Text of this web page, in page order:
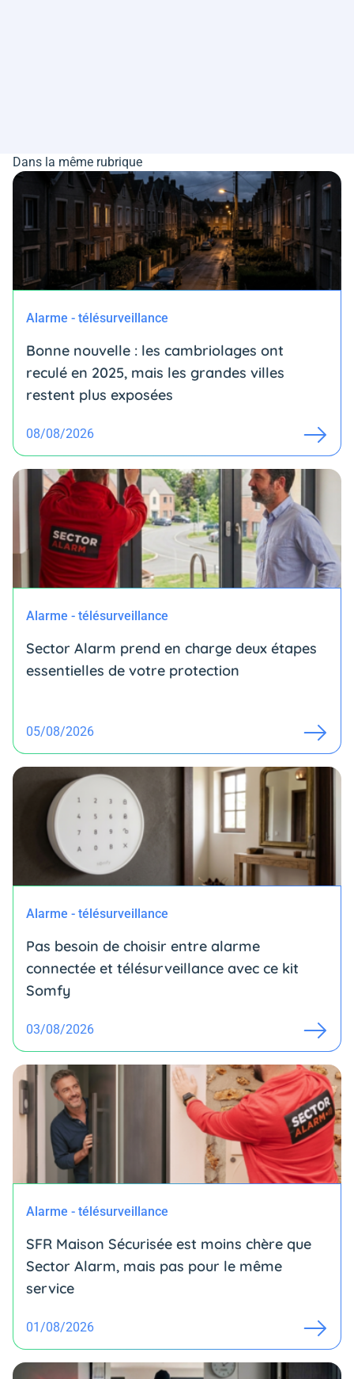
Dans la même rubrique
Alarme - télésurveillance
Bonne nouvelle : les cambriolages ont
reculé en 2025, mais les grandes villes
restent plus exposées
08/08/2026
Alarme - télésurveillance
Sector Alarm prend en charge deux étapes
essentielles de votre protection
05/08/2026
Alarme - télésurveillance
Pas besoin de choisir entre alarme
connectée et télésurveillance avec ce kit
Somfy
03/08/2026
Alarme - télésurveillance
SFR Maison Sécurisée est moins chère que
Sector Alarm, mais pas pour le même
service
01/08/2026